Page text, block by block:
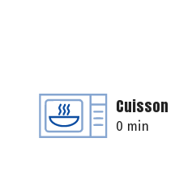
Cuisson
0 min